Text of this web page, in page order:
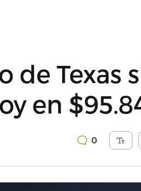
de Texas
en
0